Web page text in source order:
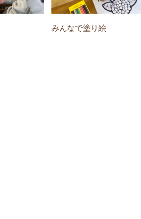
みんなで塗り絵